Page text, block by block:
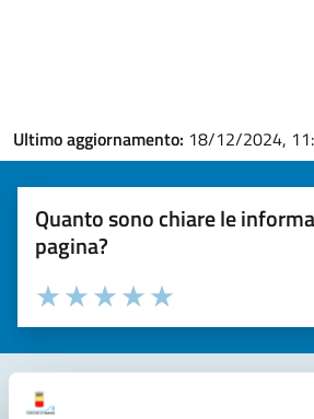
Ultimo aggiornamento: 18/12/2024,
Quanto sono chiare le
pagina?
Valuta la chiarezza delle informazioni (da 1 a
Seleziona il numero di stelle per
Valuta 5 stelle su 5
Valuta 4 stelle su 5
Valuta 3 stelle su 5
Valuta 2 stelle su 5
Valuta 1 stelle su 5